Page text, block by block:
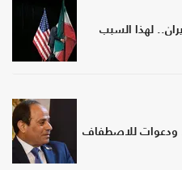
لهذا السبب
ودعوات للاصطفاف